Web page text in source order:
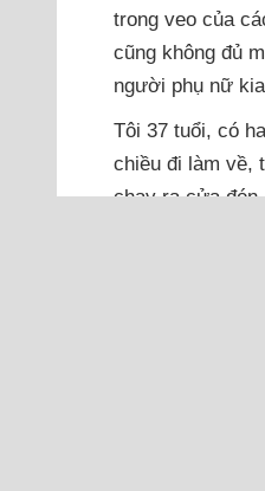
trong veo của
cũng không đủ
người phụ nữ
Tôi 37 tuổi, có
chiều đi làm về,
chạy ra cửa